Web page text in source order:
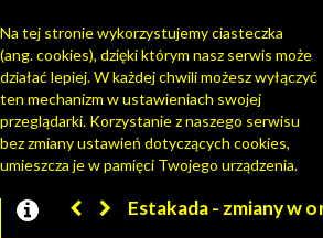
PORTAL MIESZKAŃCA
w organizacji ruchuJesteśmy w EZD
Na tej stronie wykorzystujemy ciasteczka
(ang. cookies), dzięki którym nasz serwis może
działać lepiej. W każdej chwili możesz wyłączyć
ten mechanizm w ustawieniach swojej
przeglądarki. Korzystanie z naszego serwisu
bez zmiany ustawień dotyczących cookies,
umieszcza je w pamięci Twojego urządzenia.